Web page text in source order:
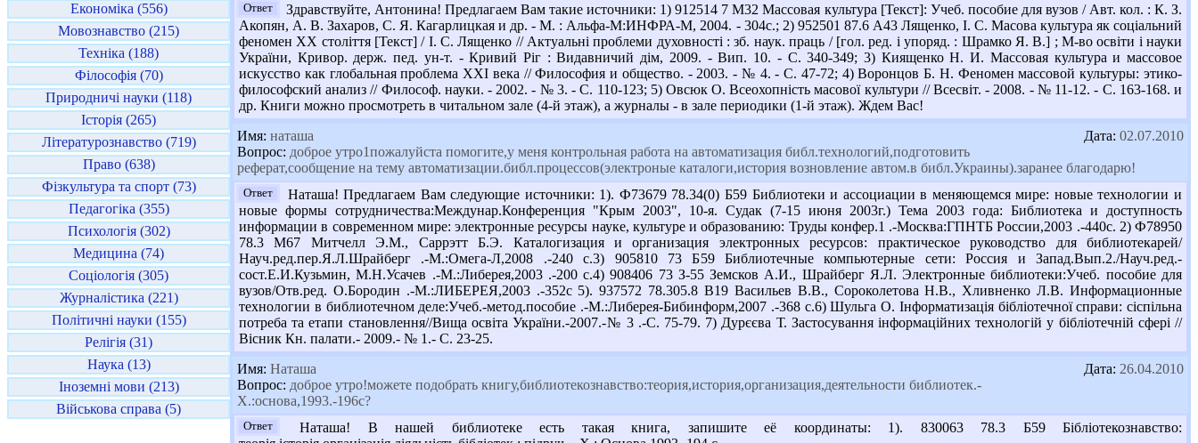
Економіка (556)
Мовознавство (215)
Техніка (188)
Філософія (70)
Природничі науки (118)
Історія (265)
Літературознавство (719)
Право (638)
Фізкультура та спорт (73)
Педагогіка (355)
Психологія (302)
Медицина (74)
Соціологія (305)
Журналістика (221)
Політичні науки (155)
Релігія (31)
Наука (13)
Іноземні мови (213)
Військова справа (5)
Ответ
Здравствуйте, Антонина! Предлагаем Вам такие источники: 1) 912514 7 М32 Массовая культура [Текст]: Учеб. пособие для вузов / Авт. кол. : К. З.
Акопян, А. В. Захаров, С. Я. Кагарлицкая и др. - М. : Альфа-М:ИНФРА-М, 2004. - 304с.; 2) 952501 87.6 А43 Лященко, І. С. Масова культура як соціальний
феномен XX століття [Текст] / І. С. Лященко // Актуальні проблеми духовності : зб. наук. праць / [гол. ред. і упоряд. : Шрамко Я. В.] ; М-во освіти і науки
України, Кривор. держ. пед. ун-т. - Кривий Ріг : Видавничий дім, 2009. - Вип. 10. - С. 340-349; 3) Киященко Н. И. Массовая культура и массовое
искусство как глобальная проблема XXI века // Философия и общество. - 2003. - № 4. - С. 47-72; 4) Воронцов Б. Н. Феномен массовой культуры: этико-
философский анализ // Философ. науки. - 2002. - № 3. - С. 110-123; 5) Овсюк О. Всеохопність масової культури // Всесвіт. - 2008. - № 11-12. - С. 163-168. и
др. Книги можно просмотреть в читальном зале (4-й этаж), а журналы - в зале периодики (1-й этаж). Ждем Вас!
Дата: 02.07.2010
Имя: наташа
Вопрос: доброе утро1пожалуйста помогите,у меня контрольная работа на автоматизация библ.технологий,подготовить
реферат,сообщение на тему автоматизации.библ.процессов(электроные каталоги,история возновление автом.в библ.Украины).заранее благодарю!
Ответ
Наташа! Предлагаем Вам следующие источники: 1). Ф73679 78.34(0) Б59 Библиотеки и ассоциации в меняющемся мире: новые технологии и
новые формы сотрудничества:Междунар.Конференция "Крым 2003", 10-я. Судак (7-15 июня 2003г.) Тема 2003 года: Библиотека и доступность
информации в современном мире: электронные ресурсы науке, культуре и образованию: Труды конфер.1 .-Москва:ГПНТБ России,2003 .-440с. 2) Ф78950
78.3 М67 Митчелл Э.М., Саррэтт Б.Э. Каталогизация и организация электронных ресурсов: практическое руководство для библиотекарей/
Науч.ред.пер.Я.Л.Шрайберг .-М.:Омега-Л,2008 .-240 с.3) 905810 73 Б59 Библиотечные компьютерные сети: Россия и Запад.Вып.2./Науч.ред.-
сост.Е.И.Кузьмин, М.Н.Усачев .-М.:Либерея,2003 .-200 с.4) 908406 73 З-55 Земсков А.И., Шрайберг Я.Л. Электронные библиотеки:Учеб. пособие для
вузов/Отв.ред. О.Бородин .-М.:ЛИБЕРЕЯ,2003 .-352с 5). 937572 78.305.8 В19 Васильев В.В., Сороколетова Н.В., Хливненко Л.В. Информационные
технологии в библиотечном деле:Учеб.-метод.пособие .-М.:Либерея-Бибинформ,2007 .-368 с.6) Шульга О. Інформатизація бібліотечної справи: сіспільна
потреба та етапи становлення//Вища освіта України.-2007.-№ 3 .-С. 75-79. 7) Дурєєва Т. Застосування інформаційних технологій у бібліотечній сфері //
Вісник Кн. палати.- 2009.- № 1.- С. 23-25.
Дата: 26.04.2010
Имя: Наташа
Вопрос: доброе утро!можете подобрать книгу,библиотекознавство:теория,история,организация,деятельности библиотек.-
Х.:основа,1993.-196с?
Ответ
Наташа! В нашей библиотеке есть такая книга, запишите её координаты: 1). 830063 78.3 Б59 Бібліотекознавство: